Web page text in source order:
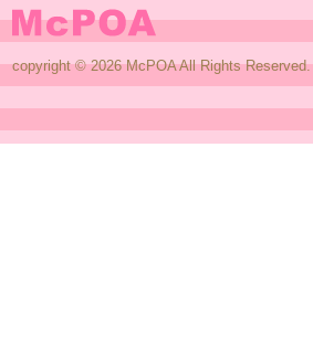
copyright © 2026 McPOA All Rights Reserved.